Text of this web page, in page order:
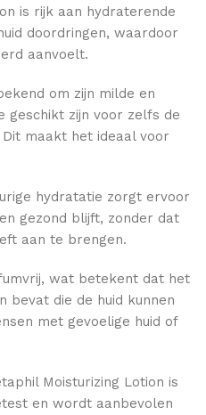
is rijk aan hydraterende
doordringen, waardoor
aanvoelt.
om zijn milde en
geschikt zijn voor zelfs de
maakt het ideaal voor
hydratatie zorgt ervoor
gezond blijft, zonder dat
aan te brengen.
wat betekent dat het
bevat die de huid kunnen
met gevoelige huid of
Moisturizing Lotion is
en wordt aanbevolen